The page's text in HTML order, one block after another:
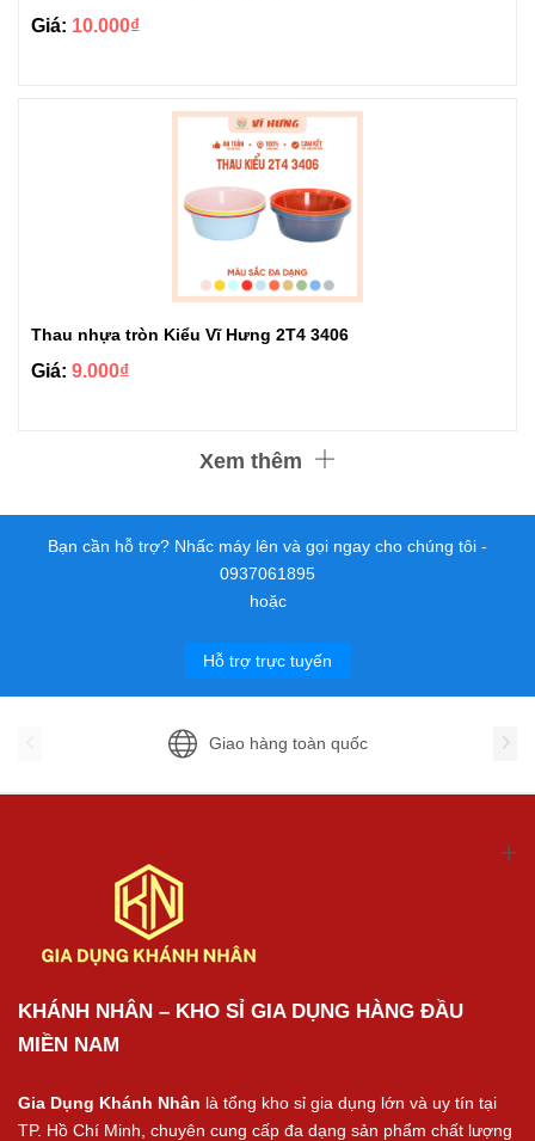
Giá: 10.000₫
Thau nhựa tròn Kiểu Vĩ Hưng 2T4 3406
Giá: 9.000₫
Xem thêm
Bạn cần hỗ trợ? Nhấc máy lên và gọi ngay cho chúng tôi -
0937061895
hoặc
Hỗ trợ trực tuyến
Giao hàng toàn quốc
KHÁNH NHÂN – KHO SỈ GIA DỤNG HÀNG ĐẦU
MIỀN NAM
Gia Dụng Khánh Nhân là tổng kho sỉ gia dụng lớn và uy tín tại
TP. Hồ Chí Minh, chuyên cung cấp đa dạng sản phẩm chất lượng